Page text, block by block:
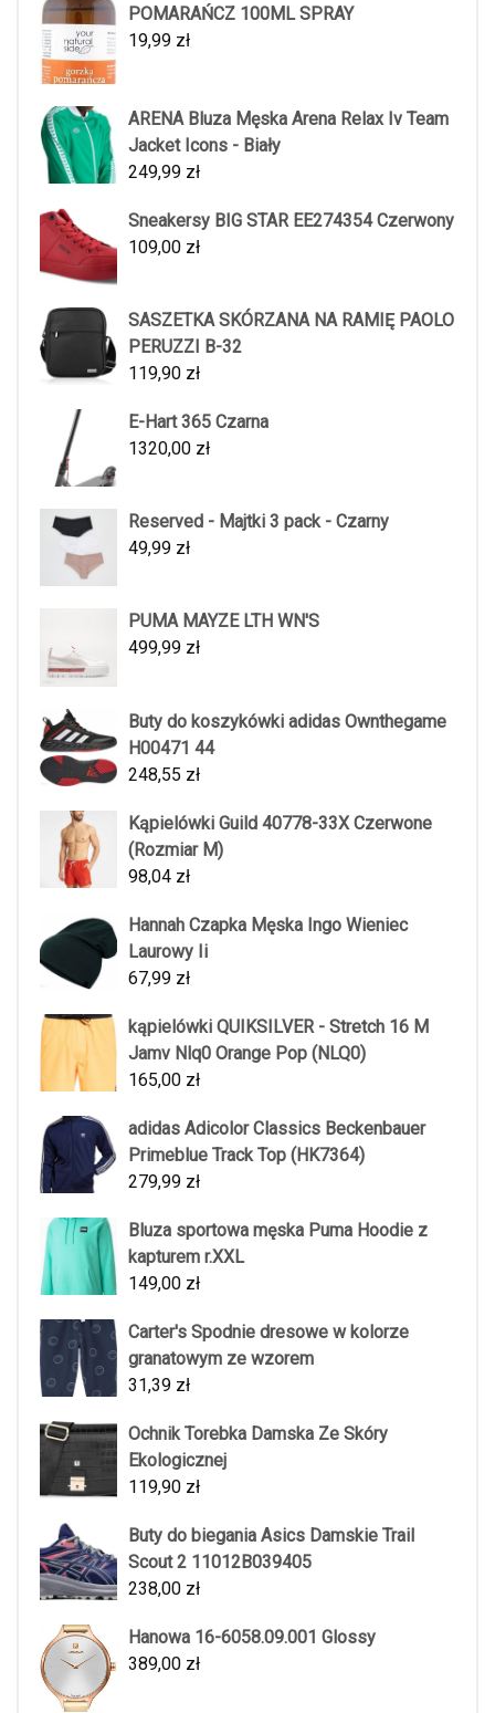
POMARAŃCZ 100ML SPRAY
19,99 zł
ARENA Bluza Męska Arena Relax Iv Team
Jacket Icons - Biały
249,99 zł
Sneakersy BIG STAR EE274354 Czerwony
109,00 zł
SASZETKA SKÓRZANA NA RAMIĘ PAOLO
PERUZZI B-32
119,90 zł
E-Hart 365 Czarna
1320,00 zł
Reserved - Majtki 3 pack - Czarny
49,99 zł
PUMA MAYZE LTH WN'S
499,99 zł
Buty do koszykówki adidas Ownthegame
H00471 44
248,55 zł
Kąpielówki Guild 40778-33X Czerwone
(Rozmiar M)
98,04 zł
Hannah Czapka Męska Ingo Wieniec
Laurowy Ii
67,99 zł
kąpielówki QUIKSILVER - Stretch 16 M
Jamv Nlq0 Orange Pop (NLQ0)
165,00 zł
adidas Adicolor Classics Beckenbauer
Primeblue Track Top (HK7364)
279,99 zł
Bluza sportowa męska Puma Hoodie z
kapturem r.XXL
149,00 zł
Carter's Spodnie dresowe w kolorze
granatowym ze wzorem
31,39 zł
Ochnik Torebka Damska Ze Skóry
Ekologicznej
119,90 zł
Buty do biegania Asics Damskie Trail
Scout 2 11012B039405
238,00 zł
Hanowa 16-6058.09.001 Glossy
389,00 zł